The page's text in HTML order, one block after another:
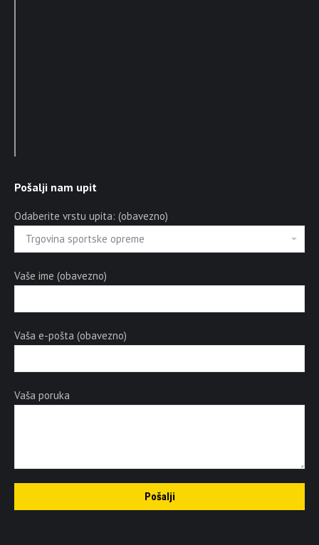
Pošalji nam upit
Odaberite vrstu upita: (obavezno)
Vaše ime (obavezno)
Vaša e-pošta (obavezno)
Vaša poruka